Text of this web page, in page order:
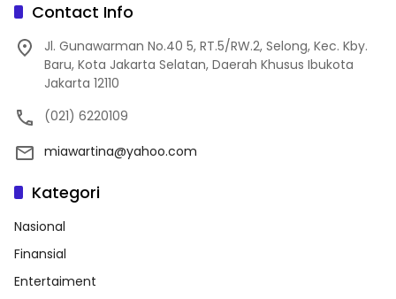
Contact Info
Jl. Gunawarman No.40 5, RT.5/RW.2, Selong, Kec. Kby.
Baru, Kota Jakarta Selatan, Daerah Khusus Ibukota
Jakarta 12110
(021) 6220109
miawartina@yahoo.com
Kategori
Nasional
Finansial
Entertaiment